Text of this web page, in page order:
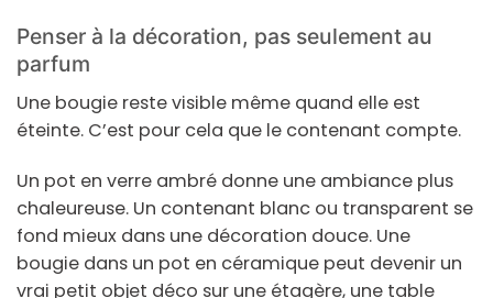
Penser à la décoration, pas seulement au
parfum
Une bougie reste visible même quand elle est
éteinte. C’est pour cela que le contenant compte.
Un pot en verre ambré donne une ambiance plus
chaleureuse. Un contenant blanc ou transparent se
fond mieux dans une décoration douce. Une
bougie dans un pot en céramique peut devenir un
vrai petit objet déco sur une étagère, une table